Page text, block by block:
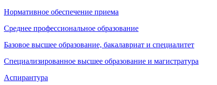
Нормативное обеспечение приема
Среднее профессиональное образование
Базовое высшее образование, бакалавриат и специалитет
Специализированное высшее образование и магистратура
Аспирантура